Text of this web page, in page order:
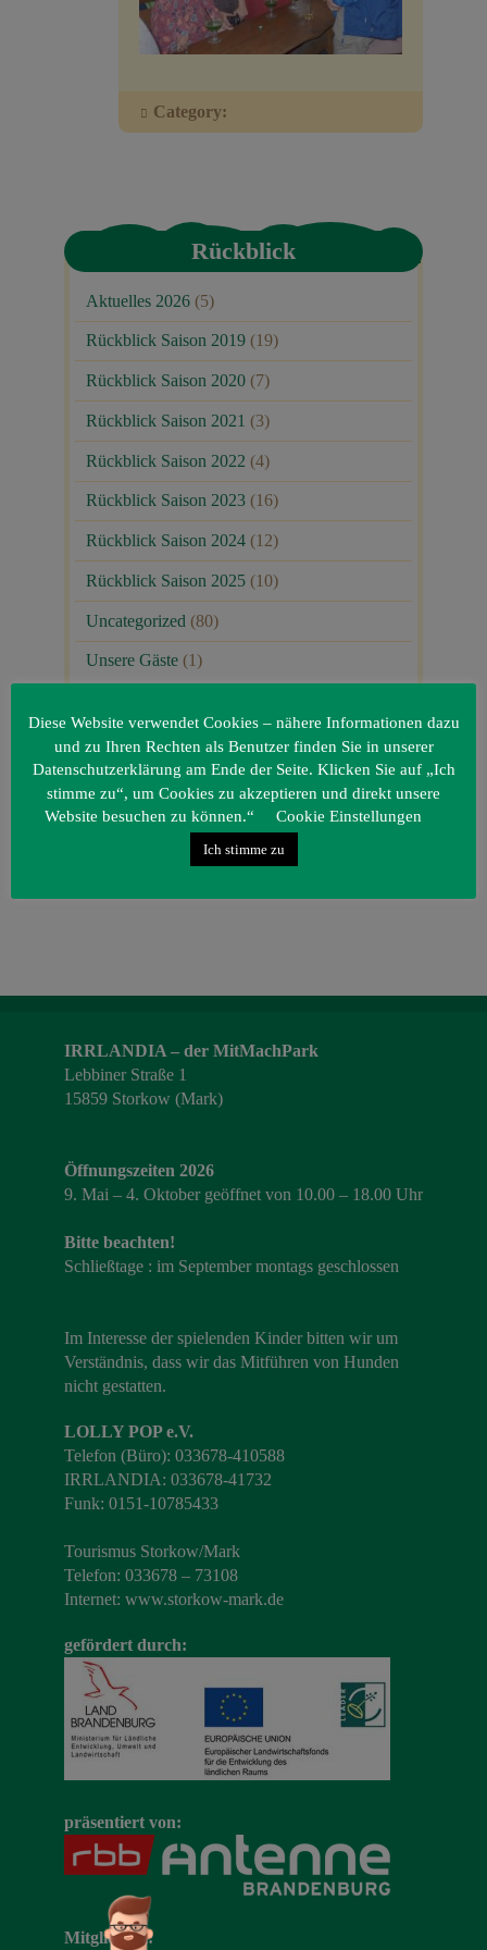
Veranstaltungen
Category:
Rückblick
Aktuelles 2026 (5)
Rückblick Saison 2019 (19)
Rückblick Saison 2020 (7)
Rückblick Saison 2021 (3)
Rückblick Saison 2022 (4)
Rückblick Saison 2023 (16)
Rückblick Saison 2024 (12)
Rückblick Saison 2025 (10)
Uncategorized (80)
Unsere Gäste (1)
IRRLANDIA – der MitMachPark
Lebbiner Straße 1
15859 Storkow (Mark)
Öffnungszeiten 2026
9. Mai – 4. Oktober geöffnet von 10.00 – 18.00 Uhr
Bitte beachten!
Schließtage : im September montags geschlossen
Im Interesse der spielenden Kinder bitten wir um
Verständnis, dass wir das Mitführen von Hunden
nicht gestatten.
LOLLY POP e.V.
Telefon (Büro): 033678-410588
IRRLANDIA: 033678-41732
Funk: 0151-10785433
Tourismus Storkow/Mark
Telefon: 033678 – 73108
Internet: www.storkow-mark.de
gefördert durch:
präsentiert von:
Mitglied im:
Diese Website verwendet Cookies – nähere Informationen dazu
und zu Ihren Rechten als Benutzer finden Sie in unserer
Datenschutzerklärung am Ende der Seite. Klicken Sie auf „Ich
stimme zu“, um Cookies zu akzeptieren und direkt unsere
Website besuchen zu können.“
Cookie Einstellungen
Ich stimme zu